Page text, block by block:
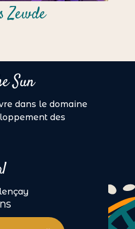
Zewde
Sun
dans le domaine
des